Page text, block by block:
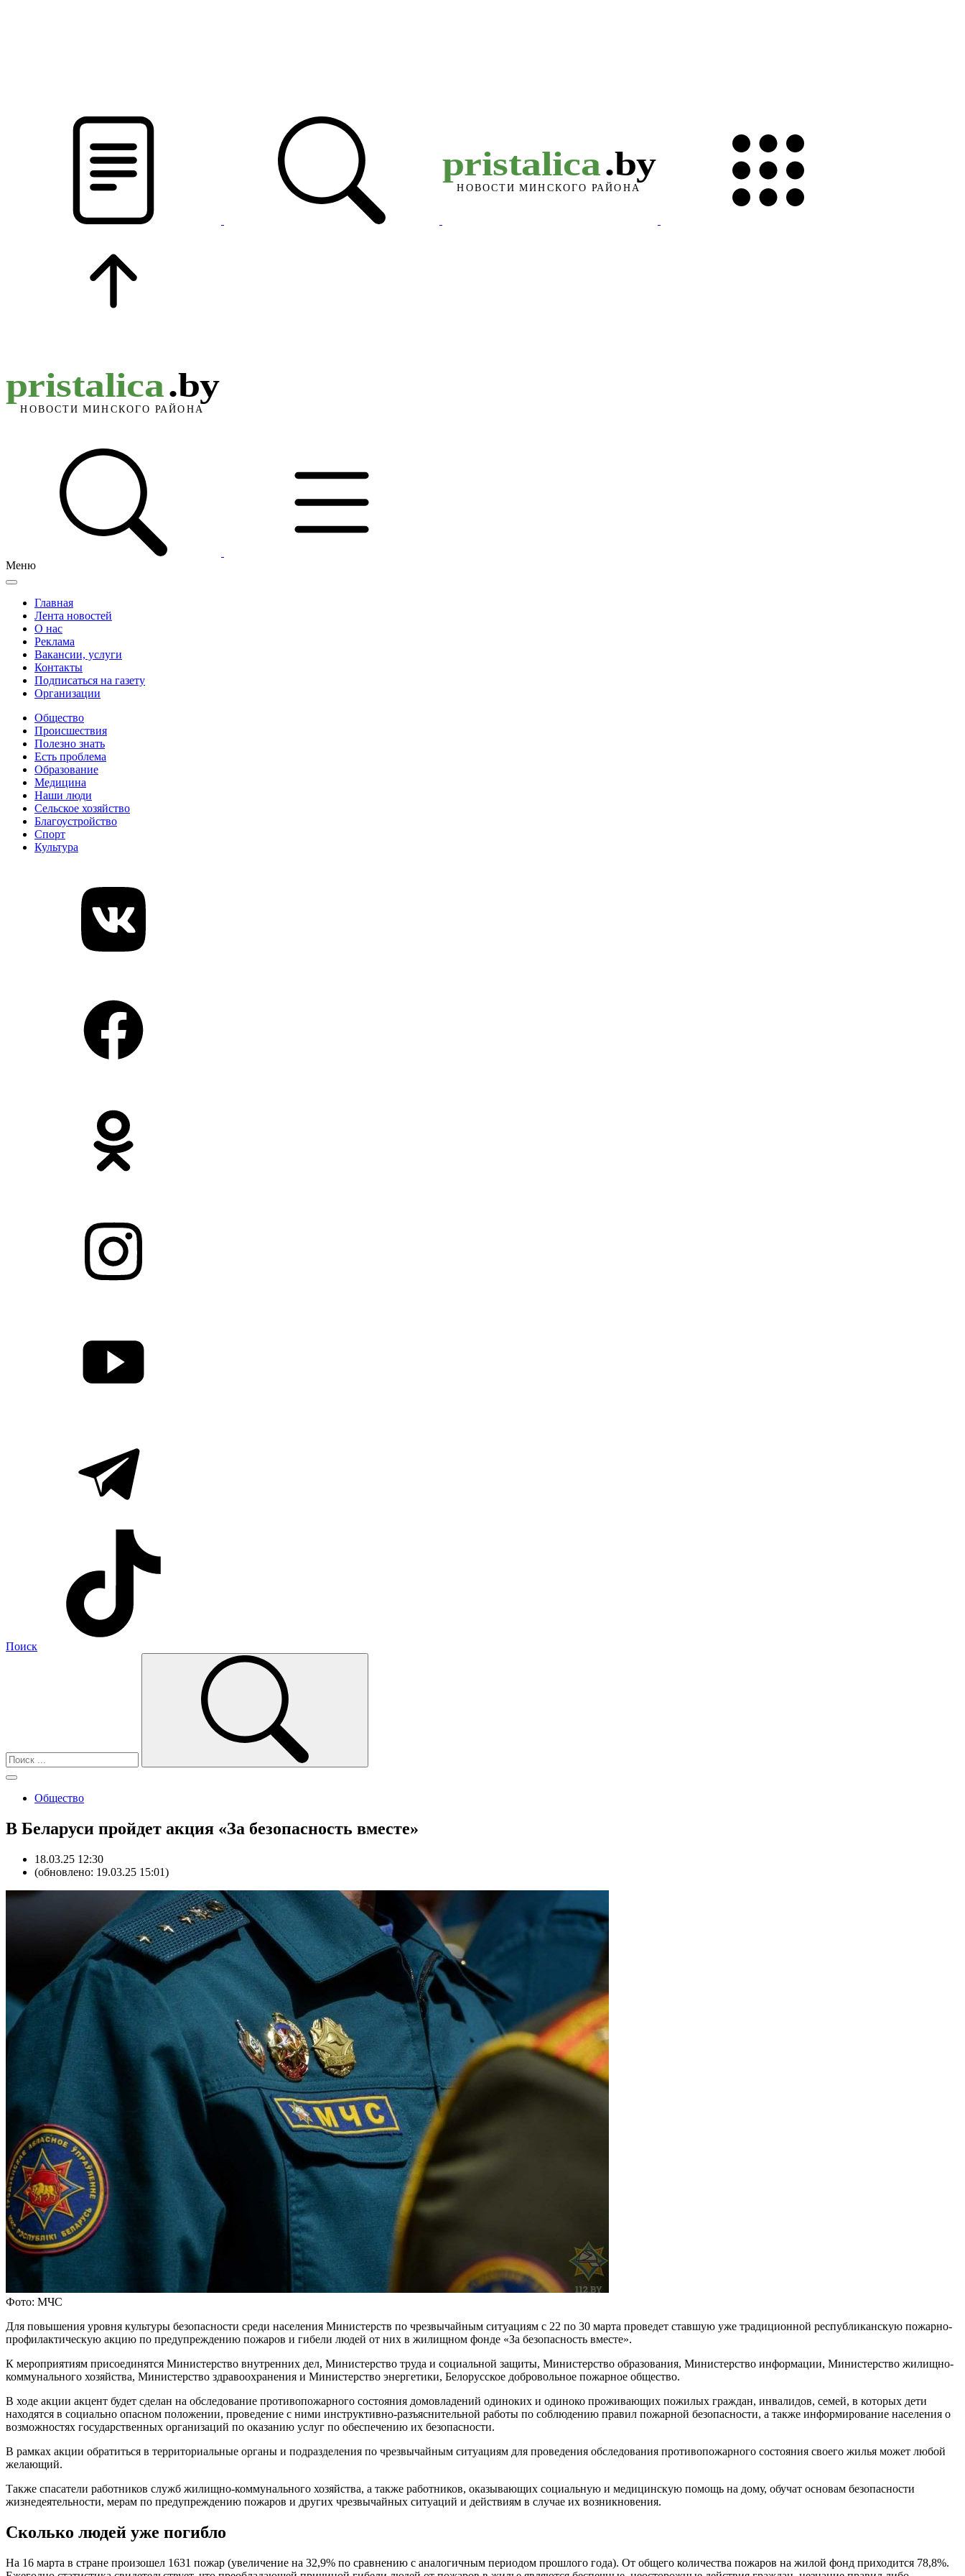
Меню
Главная
Лента новостей
О нас
Реклама
Вакансии, услуги
Контакты
Подписаться на газету
Организации
Общество
Происшествия
Полезно знать
Есть проблема
Образование
Медицина
Наши люди
Сельское хозяйство
Благоустройство
Спорт
Культура
Поиск
Общество
В Беларуси пройдет акция «За безопасность вместе»
18.03.25 12:30
(обновлено: 19.03.25 15:01)
Фото: МЧС
Для повышения уровня культуры безопасности среди населения Министерств по чрезвычайным ситуациям с 22 по 30 марта проведет ставшую уже традиционной республиканскую пожарно-
профилактическую акцию по предупреждению пожаров и гибели людей от них в жилищном фонде «За безопасность вместе».
К мероприятиям присоединятся Министерство внутренних дел, Министерство труда и социальной защиты, Министерство образования, Министерство информации, Министерство жилищно-
коммунального хозяйства, Министерство здравоохранения и Министерство энергетики, Белорусское добровольное пожарное общество.
В ходе акции акцент будет сделан на обследование противопожарного состояния домовладений одиноких и одиноко проживающих пожилых граждан, инвалидов, семей, в которых дети
находятся в социально опасном положении, проведение с ними инструктивно-разъяснительной работы по соблюдению правил пожарной безопасности, а также информирование населения о
возможностях государственных организаций по оказанию услуг по обеспечению их безопасности.
В рамках акции обратиться в территориальные органы и подразделения по чрезвычайным ситуациям для проведения обследования противопожарного состояния своего жилья может любой
желающий.
Также спасатели работников служб жилищно-коммунального хозяйства, а также работников, оказывающих социальную и медицинскую помощь на дому, обучат основам безопасности
жизнедеятельности, мерам по предупреждению пожаров и других чрезвычайных ситуаций и действиям в случае их возникновения.
Сколько людей уже погибло
На 16 марта в стране произошел 1631 пожар (увеличение на 32,9% по сравнению с аналогичным периодом прошлого года). От общего количества пожаров на жилой фонд приходится 78,8%.